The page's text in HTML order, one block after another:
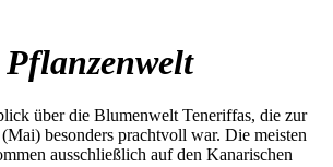
über die Blumenwelt Teneriffas, die zur
besonders prachtvoll war. Die meisten
ausschließlich auf den Kanarischen